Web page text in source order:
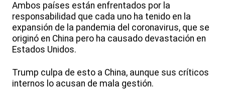
Ambos países están enfrentados por la
responsabilidad que cada uno ha tenido en la
expansión de la pandemia del coronavirus, que se
originó en China pero ha causado devastación en
Estados Unidos.
Trump culpa de esto a China, aunque sus críticos
internos lo acusan de mala gestión.